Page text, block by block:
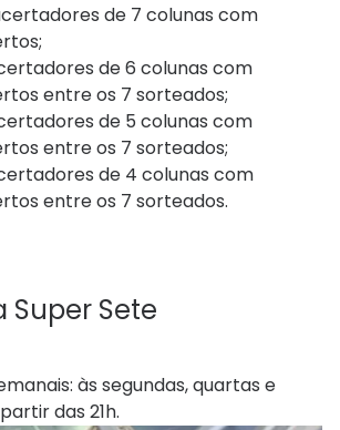
de 7 colunas com
de 6 colunas com
entre os 7 sorteados;
de 5 colunas com
entre os 7 sorteados;
de 4 colunas com
entre os 7 sorteados.
Super Sete
às segundas, quartas e
das 21h.